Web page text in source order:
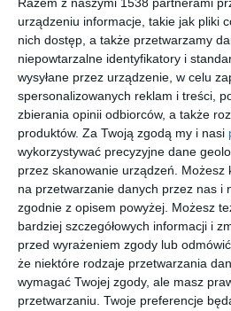
Razem z naszymi 1538 partnerami
urządzeniu informacje, takie jak pliki
nich dostęp, a także przetwarzamy
niepowtarzalne identyfikatory i
wysyłane przez urządzenie, w celu
spersonalizowanych reklam i treści,
zbierania opinii odbiorców, a także
produktów. Za Twoją zgodą my i nasi
wykorzystywać precyzyjne dane
przez skanowanie urządzeń. Możesz
na przetwarzanie danych przez nas i
zgodnie z opisem powyżej. Możesz
bardziej szczegółowych informacji i
przed wyrażeniem zgody lub
że niektóre rodzaje przetwarzania
wymagać Twojej zgody, ale masz
przetwarzaniu. Twoje preferencje
Wizualizacja: salon z
jadalnią
Dodaj